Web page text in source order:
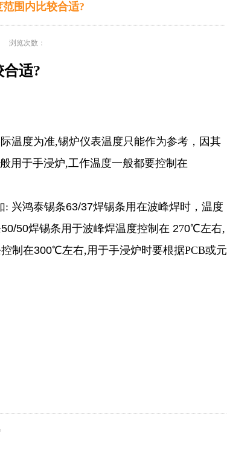
围内比较合适?
浏览次数：
合适?
温度为准,锡炉仪表温度只能作为参考，因其
用于手浸炉,工作温度一般都要控制在
: 兴鸿泰锡条63/37焊锡条用在波峰焊时， 温度
50/50焊锡条用于波峰焊温度控制在 270℃左右,
制在300℃左右,用于手浸炉时要根据PCB或元